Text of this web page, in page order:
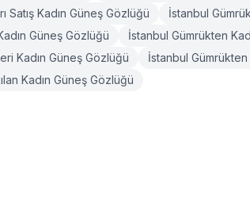
Satış Kadın Güneş Gözlüğü
İstanbul
Güneş Gözlüğü
İstanbul Gümrükten
Kadın Güneş Gözlüğü
İstanbul
Kadın Güneş Gözlüğü